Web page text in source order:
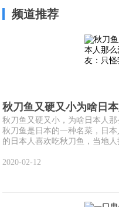
频道推荐
秋刀鱼又硬又小为啥日
秋刀鱼又硬又小，为啥日本人
秋刀鱼是日本的一种名菜，日
的日本人喜欢吃秋刀鱼，当地
2020-02-12